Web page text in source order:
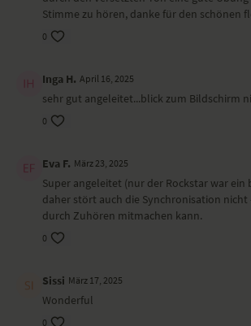
Happy Baby – Ananda Balasana
Shavasana
Mit herzöffnenden Rückbeugen und belebenden
Dieses Video ist eine Aufzeichnung einer unserer
ist es möglich, dass die Video- oder Tonqualität
YogaEasy-Qualität entspricht.
Stimme zu hören, danke für den schönen
0
Inga H. April 16, 2025
sehr gut angeleitet...blick zum Bildschirm
0
Eva F. März 23, 2025
Super angeleitet (nur der Rockstar war ein
daher stört auch die Synchronisation nicht
durch Zuhören mitmachen kann.
0
Sissi März 17, 2025
Wonderful
0